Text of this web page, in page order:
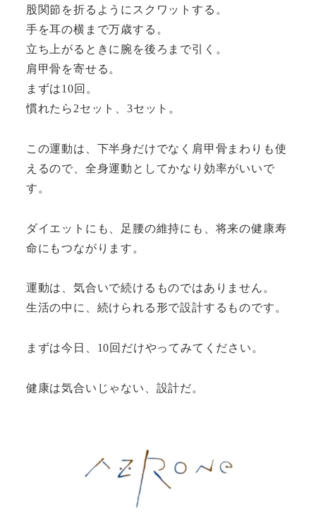
股関節を折るようにスクワットする。
手を耳の横まで万歳する。
立ち上がるときに腕を後ろまで引く。
肩甲骨を寄せる。
まずは10回。
慣れたら2セット、3セット。
この運動は、下半身だけでなく肩甲骨まわりも使
えるので、全身運動としてかなり効率がいいで
す。
ダイエットにも、足腰の維持にも、将来の健康寿
命にもつながります。
運動は、気合いで続けるものではありません。
生活の中に、続けられる形で設計するものです。
まずは今日、10回だけやってみてください。
健康は気合いじゃない、設計だ。